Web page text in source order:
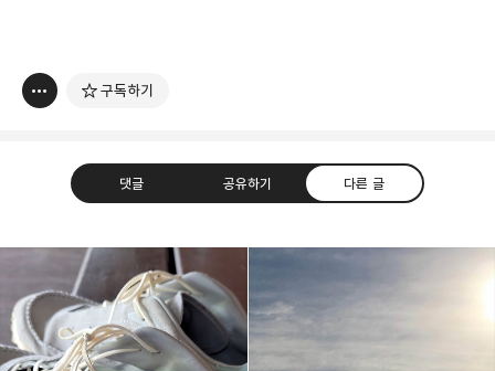
구독하기
댓글 공유하기 다른 글
thebravepost.com
bravesjb@gmail.com, South Korea, Since 2004
구독하기 카카오톡